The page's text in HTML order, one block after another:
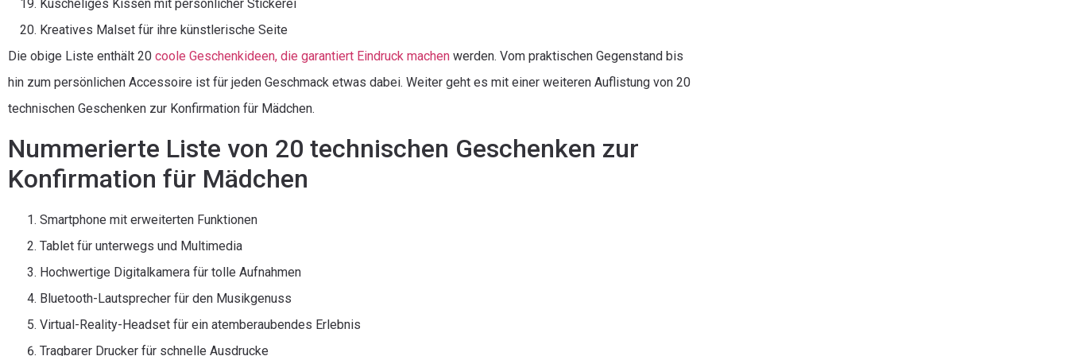
Kuscheliges Kissen mit persönlicher Stickerei
Kreatives Malset für ihre künstlerische Seite
Die obige Liste enthält 20 coole Geschenkideen, die garantiert Eindruck machen werden. Vom praktischen Gegenstand bis
hin zum persönlichen Accessoire ist für jeden Geschmack etwas dabei. Weiter geht es mit einer weiteren Auflistung von 20
technischen Geschenken zur Konfirmation für Mädchen.
Nummerierte Liste von 20 technischen Geschenken zur
Konfirmation für Mädchen
Smartphone mit erweiterten Funktionen
Tablet für unterwegs und Multimedia
Hochwertige Digitalkamera für tolle Aufnahmen
Bluetooth-Lautsprecher für den Musikgenuss
Virtual-Reality-Headset für ein atemberaubendes Erlebnis
Tragbarer Drucker für schnelle Ausdrucke